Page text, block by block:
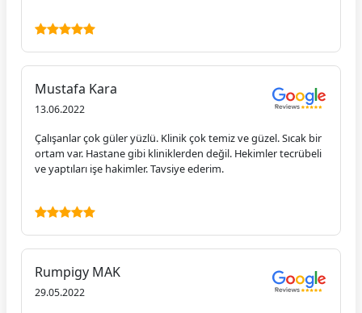
Mustafa Kara
13.06.2022
Çalışanlar çok güler yüzlü. Klinik çok temiz ve güzel. Sıcak bir
ortam var. Hastane gibi kliniklerden değil. Hekimler tecrübeli
ve yaptıları işe hakimler. Tavsiye ederim.
Rumpigy MAK
29.05.2022